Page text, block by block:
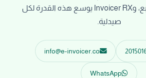
مع منظومة التتبع، وInvoicer RX يوسع هذه القدرة لكل
صيدلية.
info@e-invoicer.co
WhatsApp